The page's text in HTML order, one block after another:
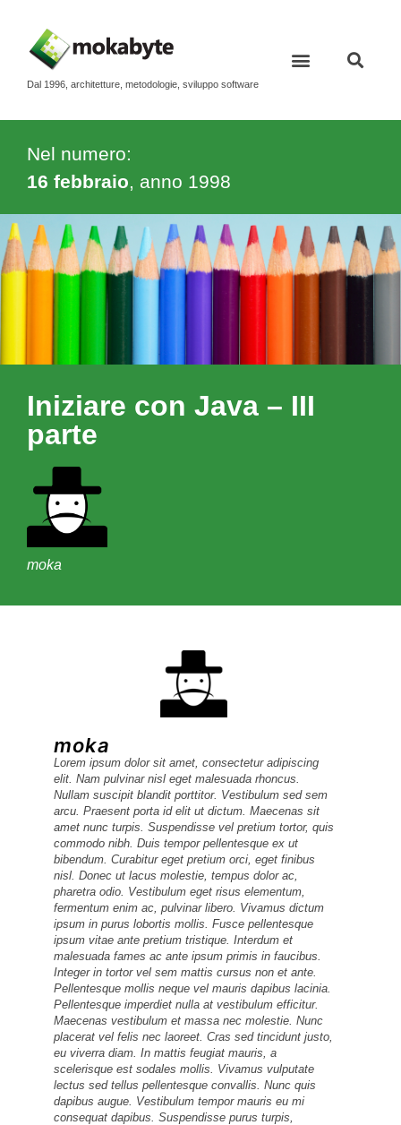
Dal 1996, architetture, metodologie, sviluppo software
Nel numero:
16 febbraio, anno 1998
Iniziare con Java – III
parte
moka
moka
Lorem ipsum dolor sit amet, consectetur adipiscing
elit. Nam pulvinar nisl eget malesuada rhoncus.
Nullam suscipit blandit porttitor. Vestibulum sed sem
arcu. Praesent porta id elit ut dictum. Maecenas sit
amet nunc turpis. Suspendisse vel pretium tortor, quis
commodo nibh. Duis tempor pellentesque ex ut
bibendum. Curabitur eget pretium orci, eget finibus
nisl. Donec ut lacus molestie, tempus dolor ac,
pharetra odio. Vestibulum eget risus elementum,
fermentum enim ac, pulvinar libero. Vivamus dictum
ipsum in purus lobortis mollis. Fusce pellentesque
ipsum vitae ante pretium tristique. Interdum et
malesuada fames ac ante ipsum primis in faucibus.
Integer in tortor vel sem mattis cursus non et ante.
Pellentesque mollis neque vel mauris dapibus lacinia.
Pellentesque imperdiet nulla at vestibulum efficitur.
Maecenas vestibulum et massa nec molestie. Nunc
placerat vel felis nec laoreet. Cras sed tincidunt justo,
eu viverra diam. In mattis feugiat mauris, a
scelerisque est sodales mollis. Vivamus vulputate
lectus sed tellus pellentesque convallis. Nunc quis
dapibus augue. Vestibulum tempor mauris eu mi
consequat dapibus. Suspendisse purus turpis,